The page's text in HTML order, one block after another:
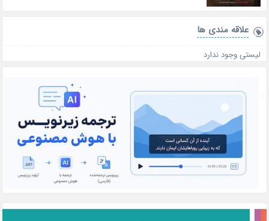
علاقه‌ مندی ها
لیستی وجود ندارد